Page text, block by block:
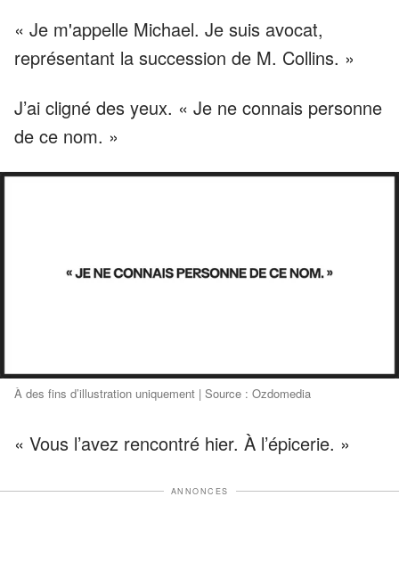
« Je m'appelle Michael. Je suis avocat,
représentant la succession de M. Collins. »
J’ai cligné des yeux. « Je ne connais personne
de ce nom. »
À des fins d’illustration uniquement | Source : Ozdomedia
« Vous l’avez rencontré hier. À l’épicerie. »
ANNONCES